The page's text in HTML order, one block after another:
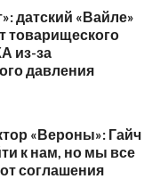
датский «Вайле»
товарищеского
из-за
давления
«Вероны»: Гайч
к нам, но мы все
соглашения